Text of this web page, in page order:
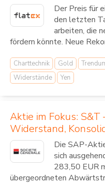
Der Preis für
den letzten
arbeiten, die
fördern könnte. Neue
Charttechnik Gold
Widerstände
Yen
Aktie im Fokus: S&T
Widerstand,
Die SAP-
sich
283,50 EUR
übergeordneten